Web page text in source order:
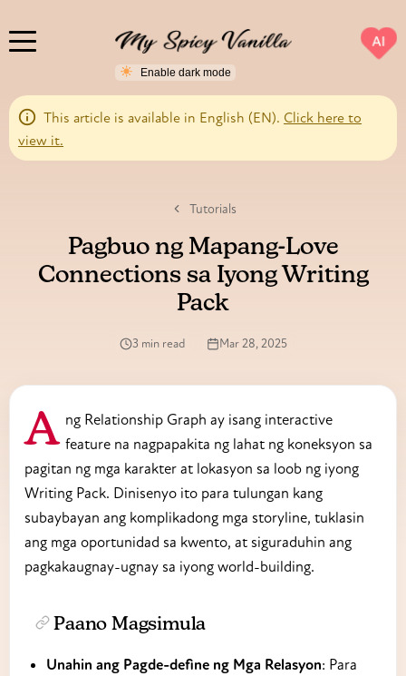
AI
This article is available in English (EN). Click here to
view it.
Tutorials
Pagbuo ng Mapang-Love
Connections sa Iyong Writing
Pack
3 min read Mar 28, 2025
Ang Relationship Graph ay isang interactive feature na nagpapakita ng lahat ng koneksyon sa
pagitan ng mga karakter at lokasyon sa loob ng iyong
Writing Pack. Dinisenyo ito para tulungan kang
subaybayan ang komplikadong mga storyline, tuklasin
ang mga oportunidad sa kwento, at siguraduhin ang
pagkakaugnay-ugnay sa iyong world-building.
Paano Magsimula
Unahin ang Pagde-define ng Mga Relasyon: Para